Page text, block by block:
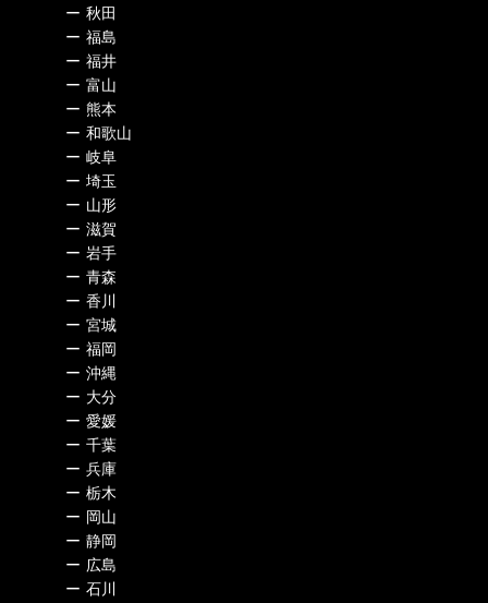
ー 秋田
ー 福島
ー 福井
ー 富山
ー 熊本
ー 和歌山
ー 岐阜
ー 埼玉
ー 山形
ー 滋賀
ー 岩手
ー 青森
ー 香川
ー 宮城
ー 福岡
ー 沖縄
ー 大分
ー 愛媛
ー 千葉
ー 兵庫
ー 栃木
ー 岡山
ー 静岡
ー 広島
ー 石川